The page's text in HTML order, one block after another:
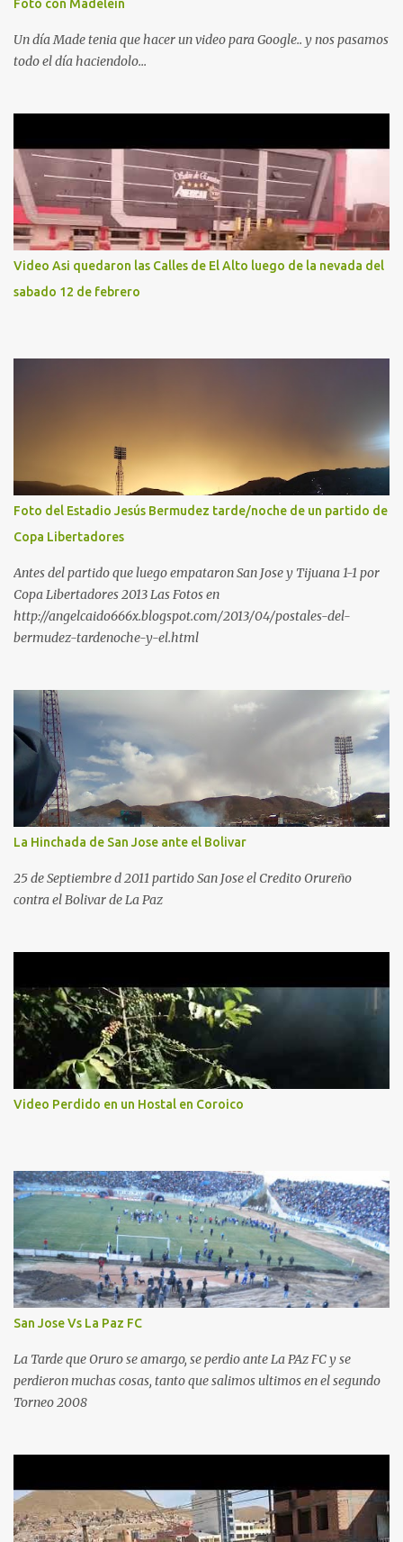
Foto con Madelein
Un día Made tenia que hacer un video para Google.. y nos pasamos
todo el día haciendolo...
Video Asi quedaron las Calles de El Alto luego de la nevada del
sabado 12 de febrero
Foto del Estadio Jesús Bermudez tarde/noche de un partido de
Copa Libertadores
Antes del partido que luego empataron San Jose y Tijuana 1-1 por
Copa Libertadores 2013 Las Fotos en
http://angelcaido666x.blogspot.com/2013/04/postales-del-
bermudez-tardenoche-y-el.html
La Hinchada de San Jose ante el Bolivar
25 de Septiembre d 2011 partido San Jose el Credito Orureño
contra el Bolivar de La Paz
Video Perdido en un Hostal en Coroico
San Jose Vs La Paz FC
La Tarde que Oruro se amargo, se perdio ante La PAz FC y se
perdieron muchas cosas, tanto que salimos ultimos en el segundo
Torneo 2008